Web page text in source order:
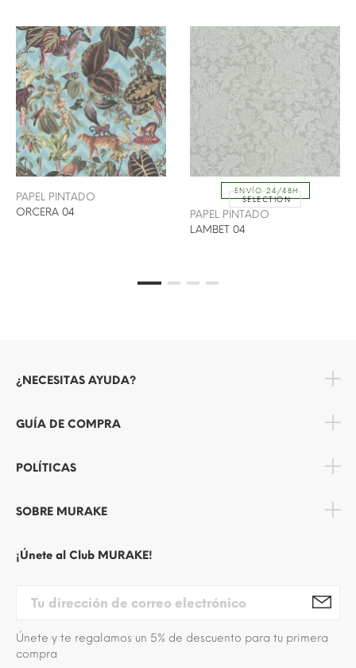
PAPEL PINTADO
ORCERA 04
ENVÍO 24/48H
SELECTION
PAPEL PINTADO
LAMBET 04
¿NECESITAS AYUDA?
GUÍA DE COMPRA
POLÍTICAS
SOBRE MURAKE
¡Únete al Club MURAKE!
Únete y te regalamos un 5% de descuento para tu primera
compra